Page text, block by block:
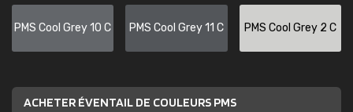
PMS Cool Grey 10 C PMS Cool Grey 11 C PMS Cool Grey 2 C
ACHETER ÉVENTAIL DE COULEURS PMS